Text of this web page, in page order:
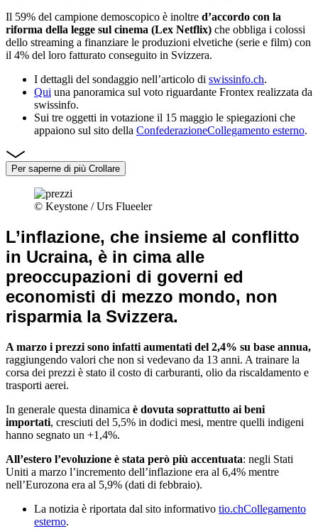
Il 59% del campione demoscopico è inoltre d’accordo con la
riforma della legge sul cinema (Lex Netflix) che obbliga i colossi
dello streaming a finanziare le produzioni elvetiche (serie e film) con
il 4% del loro fatturato conseguito in Svizzera.
I dettagli del sondaggio nell’articolo di swissinfo.ch.
Qui una panoramica sul voto riguardante Frontex realizzata da
swissinfo.
Sui tre oggetti in votazione il 15 maggio le spiegazioni che
appaiono sul sito della ConfederazioneCollegamento esterno.
Per saperne di più Crollare
© Keystone / Urs Flueeler
L’inflazione, che insieme al conflitto
in Ucraina, è in cima alle
preoccupazioni di governi ed
economisti di mezzo mondo, non
risparmia la Svizzera.
A marzo i prezzi sono infatti aumentati del 2,4% su base annua,
raggiungendo valori che non si vedevano da 13 anni. A trainare la
corsa dei prezzi è stato il costo di carburanti, olio da riscaldamento e
trasporti aerei.
In generale questa dinamica è dovuta soprattutto ai beni
importati, cresciuti del 5,5% in dodici mesi, mentre quelli indigeni
hanno segnato un +1,4%.
All’estero l’evoluzione è stata però più accentuata: negli Stati
Uniti a marzo l’incremento dell’inflazione era al 6,4% mentre
nell’Eurozona era al 5,9% (dati di febbraio).
La notizia è riportata dal sito informativo tio.chCollegamento
esterno.